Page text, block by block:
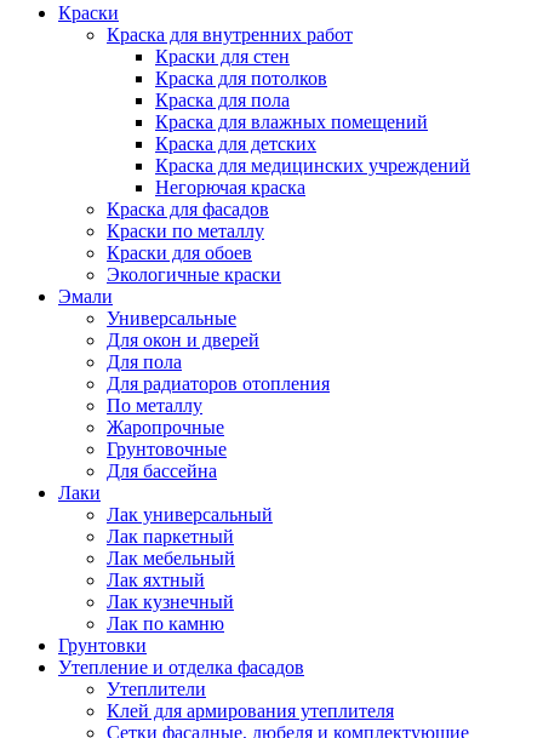
Краски
Краска для внутренних работ
Краски для стен
Краска для потолков
Краска для пола
Краска для влажных помещений
Краска для детских
Краска для медицинских учреждений
Негорючая краска
Краска для фасадов
Краски по металлу
Краски для обоев
Экологичные краски
Эмали
Универсальные
Для окон и дверей
Для пола
Для радиаторов отопления
По металлу
Жаропрочные
Грунтовочные
Для бассейна
Лаки
Лак универсальный
Лак паркетный
Лак мебельный
Лак яхтный
Лак кузнечный
Лак по камню
Грунтовки
Утепление и отделка фасадов
Утеплители
Клей для армирования утеплителя
Сетки фасадные, дюбеля и комплектующие